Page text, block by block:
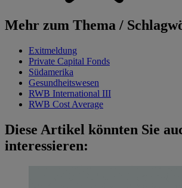
Mehr zum Thema /
Exitmeldung
Private Capital Fonds
Südamerika
Gesundheitswesen
RWB International III
RWB Cost Average
Diese Artikel könnten Sie
interessieren: